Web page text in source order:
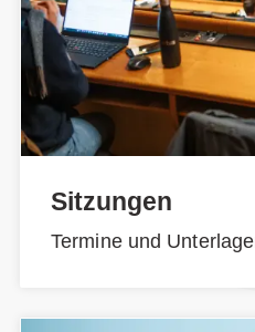
Sitzungen
Termine und